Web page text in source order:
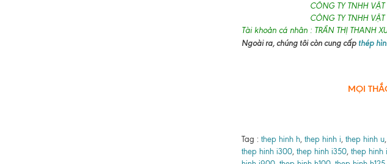
CÔNG TY TNHH
CÔNG TY TNHH
Tài khoản cá nhân : TRẦN THỊ THANH
Ngoài ra, chúng tôi còn cung cấpthép
MỌI
Tag : thep hinh h, thep hinh i, thep hinh u,
thep hinh i300, thep hinh i350, thep hinh